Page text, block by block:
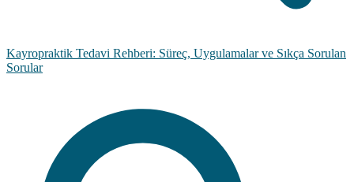
Kayropraktik Tedavi Rehberi: Süreç, Uygulamalar ve Sıkça Sorulan
Sorular